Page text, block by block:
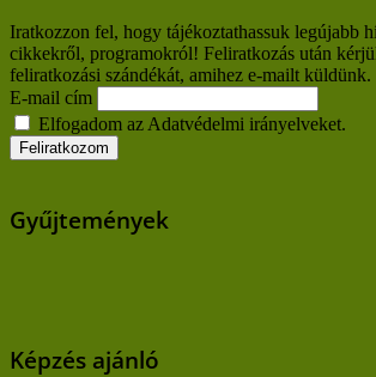
Iratkozzon fel, hogy tájékoztathassuk legújabb
cikkekről, programokról! Feliratkozás után
feliratkozási szándékát, amihez e-mailt küldünk.
E-mail cím
Elfogadom az Adatvédelmi irányelveket.
Gyűjtemények
Képzés ajánló